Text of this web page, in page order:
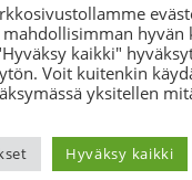
hyvän
kaikki" hyväksyt
Voit kuitenkin
yksitellen
Hyväksy kaikki